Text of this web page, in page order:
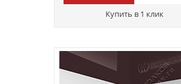
Купить в 1 клик